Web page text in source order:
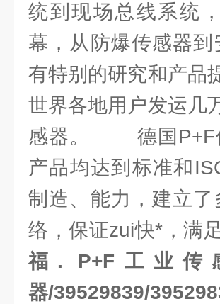
统到现场总线系统
幕，从防爆传感器
有特别的研究和产品
世界各地用户发运几
感器。 德国P+F传
产品均达到标准和
制造、能力，建立
络，保证zui快*，满
福. P+F工业传
器/39529839/